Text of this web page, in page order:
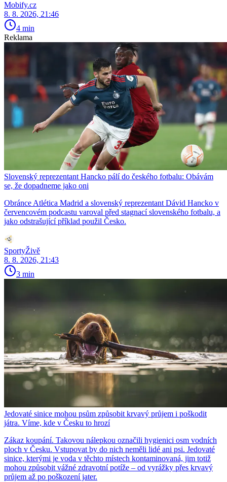
Mobify.cz
8. 8. 2026, 21:46
4 min
Reklama
Slovenský reprezentant Hancko pálí do českého fotbalu: Obávám
se, že dopadneme jako oni
Obránce Atlética Madrid a slovenský reprezentant Dávid Hancko v
červencovém podcastu varoval před stagnací slovenského fotbalu, a
jako odstrašující příklad použil Česko.
SportyŽivě
8. 8. 2026, 21:43
3 min
Jedovaté sinice mohou psům způsobit krvavý průjem i poškodit
játra. Víme, kde v Česku to hrozí
Zákaz koupání. Takovou nálepkou označili hygienici osm vodních
ploch v Česku. Vstupovat by do nich neměli lidé ani psi. Jedovaté
sinice, kterými je voda v těchto místech kontaminovaná, jim totiž
mohou způsobit vážné zdravotní potíže – od vyrážky přes krvavý
průjem až po poškození jater.